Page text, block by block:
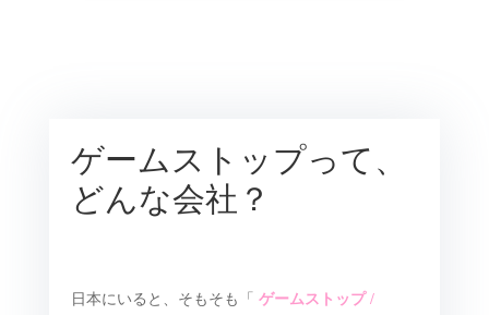
ゲームストップって、
どんな会社？
日本にいると、そもそも「 ゲームストップ /